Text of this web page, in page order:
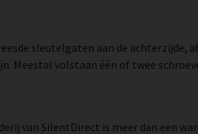
sleutelgaten aan de achterzijde,
Meestal volstaan één of twee
van SilentDirect is meer dan een